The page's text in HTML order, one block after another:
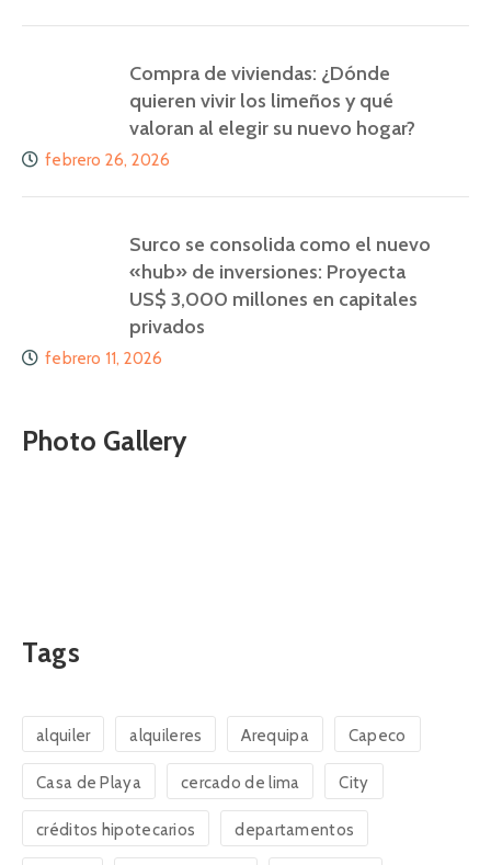
Compra de viviendas: ¿Dónde
quieren vivir los limeños y qué
valoran al elegir su nuevo hogar?
febrero 26, 2026
Surco se consolida como el nuevo
«hub» de inversiones: Proyecta
US$ 3,000 millones en capitales
privados
febrero 11, 2026
Photo Gallery
Tags
alquiler alquileres Arequipa Capeco
Casa de Playa cercado de lima City
créditos hipotecarios departamentos